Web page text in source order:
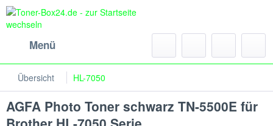
Menü
Übersicht HL-7050
AGFA Photo Toner schwarz TN-5500E für